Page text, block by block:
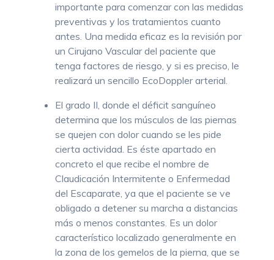
importante para comenzar con las medidas
preventivas y los tratamientos cuanto
antes. Una medida eficaz es la revisión por
un Cirujano Vascular del paciente que
tenga factores de riesgo, y si es preciso, le
realizará un sencillo EcoDoppler arterial.
El grado II, donde el déficit sanguíneo
determina que los músculos de las piernas
se quejen con dolor cuando se les pide
cierta actividad. Es éste apartado en
concreto el que recibe el nombre de
Claudicación Intermitente o Enfermedad
del Escaparate, ya que el paciente se ve
obligado a detener su marcha a distancias
más o menos constantes. Es un dolor
característico localizado generalmente en
la zona de los gemelos de la pierna, que se